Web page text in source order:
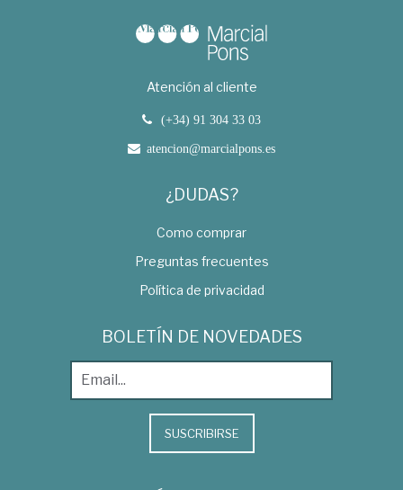
Atención al cliente
(+34) 91 304 33 03
atencion@marcialpons.es
¿DUDAS?
Como comprar
Preguntas frecuentes
Política de privacidad
BOLETÍN DE NOVEDADES
SUSCRIBIRSE